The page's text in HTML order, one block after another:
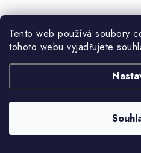
Tento web používá soubory
tohoto webu vyjadřujete